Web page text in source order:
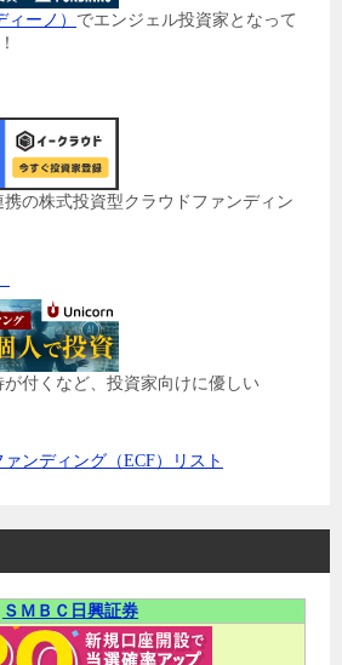
ーノ） でエンジェル投資家となって
の株式投資型クラウドファンディン
付くなど、投資家向けに優しい
ンディング（ECF）リスト
ＳＭＢＣ日興証券